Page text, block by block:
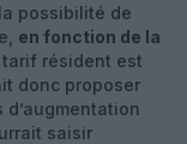
possibilité de
en fonction de la
résident est
donc proposer
d’augmentation
saisir